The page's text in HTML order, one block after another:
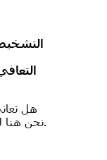
هل
نحن هنا لمساعدتك على الشعور بالراحة من جديد.